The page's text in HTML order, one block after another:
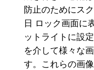
防止のためにス
日 ロック画面に
ットライトに設
を介して様々な
す。これらの画